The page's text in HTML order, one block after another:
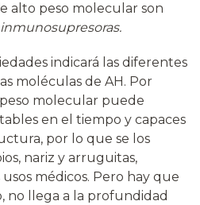
alto peso molecular son
inmunosupresoras.
indicará las diferentes
moléculas de AH. Por
molecular puede
en el tiempo y capaces
por lo que se los
nariz y arruguitas,
médicos. Pero hay que
no llega a la profundidad